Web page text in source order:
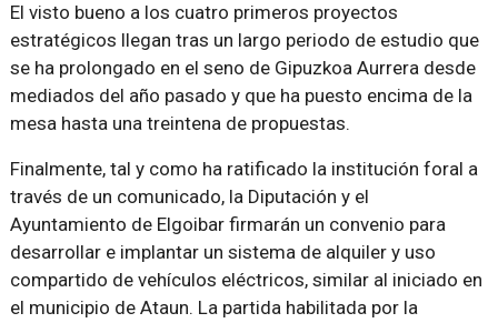
El visto bueno a los cuatro primeros proyectos
estratégicos llegan tras un largo periodo de estudio que
se ha prolongado en el seno de Gipuzkoa Aurrera desde
mediados del año pasado y que ha puesto encima de la
mesa hasta una treintena de propuestas.
Finalmente, tal y como ha ratificado la institución foral a
través de un comunicado, la Diputación y el
Ayuntamiento de Elgoibar firmarán un convenio para
desarrollar e implantar un sistema de alquiler y uso
compartido de vehículos eléctricos, similar al iniciado en
el municipio de Ataun. La partida habilitada por la